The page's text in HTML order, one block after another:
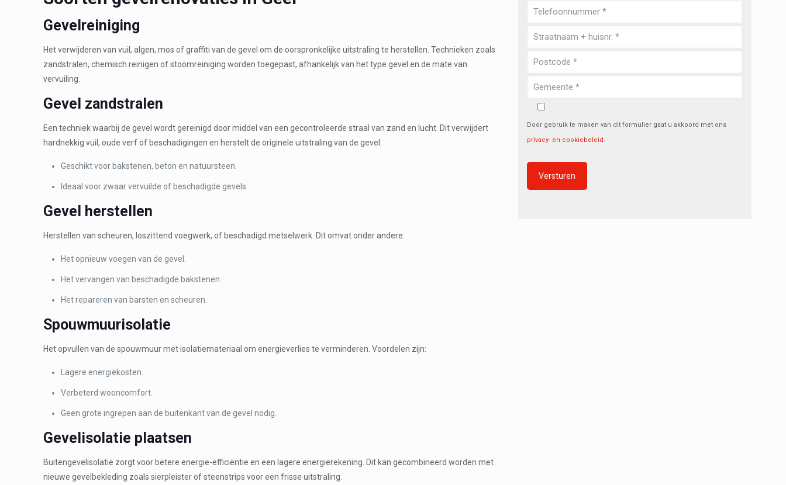
Gevelreiniging
Het verwijderen van vuil, algen, mos of graffiti van de gevel om de oorspronkelijke uitstraling te herstellen. Technieken zoals
zandstralen, chemisch reinigen of stoomreiniging worden toegepast, afhankelijk van het type gevel en de mate van
vervuiling.
Gevel zandstralen
Een techniek waarbij de gevel wordt gereinigd door middel van een gecontroleerde straal van zand en lucht. Dit verwijdert
hardnekkig vuil, oude verf of beschadigingen en herstelt de originele uitstraling van de gevel.
Geschikt voor bakstenen, beton en natuursteen.
Ideaal voor zwaar vervuilde of beschadigde gevels.
Gevel herstellen
Herstellen van scheuren, loszittend voegwerk, of beschadigd metselwerk. Dit omvat onder andere:
Het opnieuw voegen van de gevel.
Het vervangen van beschadigde bakstenen.
Het repareren van barsten en scheuren.
Spouwmuurisolatie
Het opvullen van de spouwmuur met isolatiemateriaal om energieverlies te verminderen. Voordelen zijn:
Lagere energiekosten.
Verbeterd wooncomfort.
Geen grote ingrepen aan de buitenkant van de gevel nodig.
Gevelisolatie plaatsen
Buitengevelisolatie zorgt voor betere energie-efficiëntie en een lagere energierekening. Dit kan gecombineerd worden met
nieuwe gevelbekleding zoals sierpleister of steenstrips voor een frisse uitstraling.
Door gebruik te maken van dit formulier gaat u akkoord met ons
privacy- en cookiebeleid